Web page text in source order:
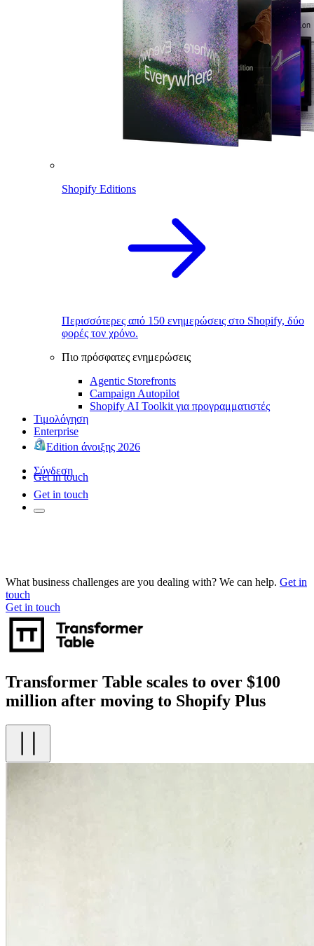
Shopify Editions
Περισσότερες από 150 ενημερώσεις στο Shopify, δύο
φορές τον χρόνο.
Πιο πρόσφατες ενημερώσεις
Agentic Storefronts
Campaign Autopilot
Shopify AI Toolkit για προγραμματιστές
Τιμολόγηση
Enterprise
Edition άνοιξης 2026
Σύνδεση
Get in touch
Get in touch
What business challenges are you dealing with? We can help. Get in
touch
Get in touch
Transformer Table scales to over $100
million after moving to Shopify Plus